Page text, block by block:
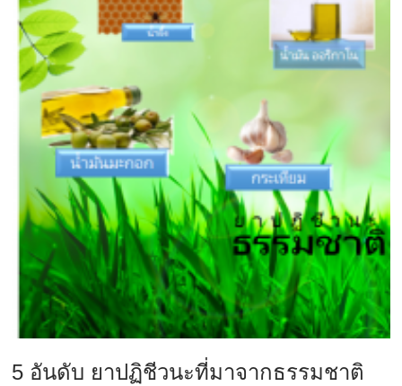
5 อันดับ ยาปฏิชีวนะที่มาจากธรรมชาติ